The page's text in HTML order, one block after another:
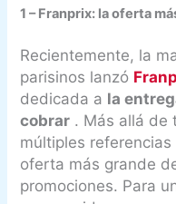
1 – Franprix: la oferta
Recientemente, la
parisinos lanzó
dedicada a la
cobrar . Más allá de
múltiples
oferta más grande
promociones. Para